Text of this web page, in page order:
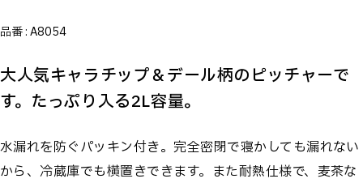
品番 :A8054
大人気キャラチップ＆デール柄のピッチャーで
す。たっぷり入る2L容量。
水漏れを防ぐパッキン付き。完全密閉で寝かしても漏れない
から、冷蔵庫でも横置きできます。また耐熱仕様で、麦茶な